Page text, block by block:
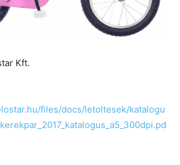
Kft.
files/docs/letoltesek/katalogu